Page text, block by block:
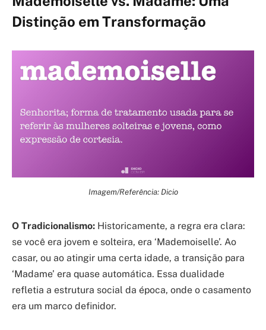
Distinção em Transformação
Imagem/Referência: Dicio
O Tradicionalismo: Historicamente, a regra era clara:
se você era jovem e solteira, era ‘Mademoiselle’. Ao
casar, ou ao atingir uma certa idade, a transição para
‘Madame’ era quase automática. Essa dualidade
refletia a estrutura social da época, onde o casamento
era um marco definidor.